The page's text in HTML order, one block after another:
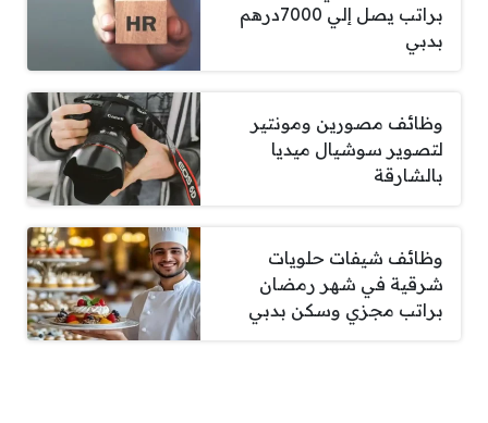
براتب يصل إلي 7000درهم
بدبي
وظائف مصورين ومونتير
لتصوير سوشيال ميديا
بالشارقة
وظائف شيفات حلويات
شرقية في شهر رمضان
براتب مجزي وسكن بدبي